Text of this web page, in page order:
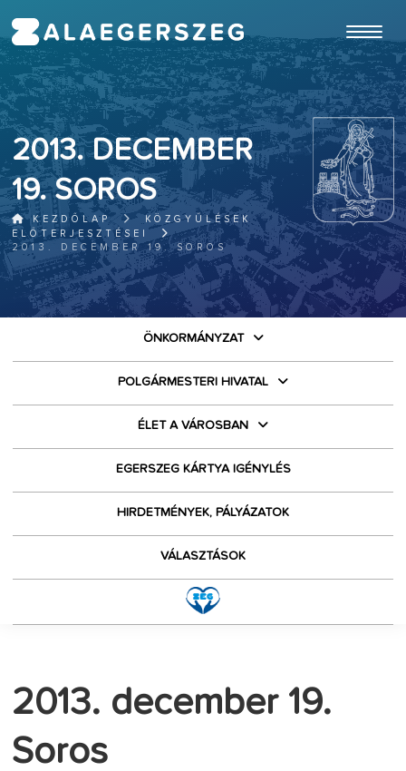
2013. DECEMBER
19. SOROS
KEZDŐLAP
KÖZGYŰLÉSEK
ELŐTERJESZTÉSEI
2013. DECEMBER 19. SOROS
ÖNKORMÁNYZAT
POLGÁRMESTERI HIVATAL
ÉLET A VÁROSBAN
EGERSZEG KÁRTYA IGÉNYLÉS
HIRDETMÉNYEK, PÁLYÁZATOK
VÁLASZTÁSOK
2013. december 19.
Soros